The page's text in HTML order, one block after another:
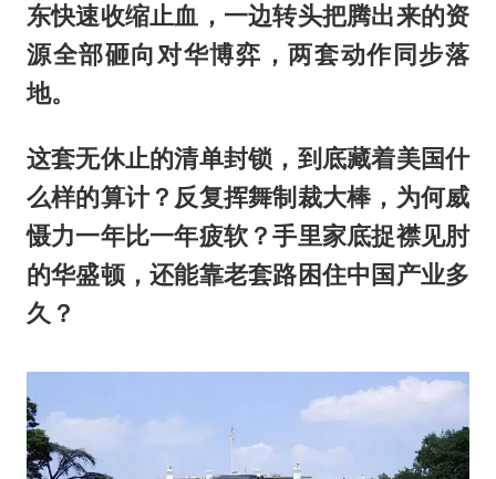
东快速收缩止血，一边转头把腾出来的资
源全部砸向对华博弈，两套动作同步落
地。
这套无休止的清单封锁，到底藏着美国什
么样的算计？反复挥舞制裁大棒，为何威
慑力一年比一年疲软？手里家底捉襟见肘
的华盛顿，还能靠老套路困住中国产业多
久？